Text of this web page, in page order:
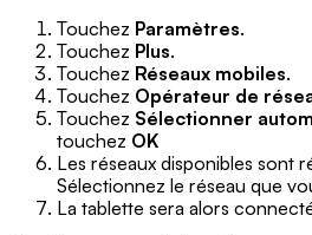
Touchez Paramètres.
Touchez Plus.
Touchez Réseaux mobiles.
Touchez Opérateur de
Touchez Sélectionner
touchez OK
Les réseaux disponibles sont
Sélectionnez le réseau que
La tablette sera alors